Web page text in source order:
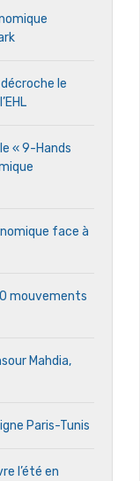
le
« 9-Hands
face à
mouvements
Mahdia,
Paris-Tunis
l’été en